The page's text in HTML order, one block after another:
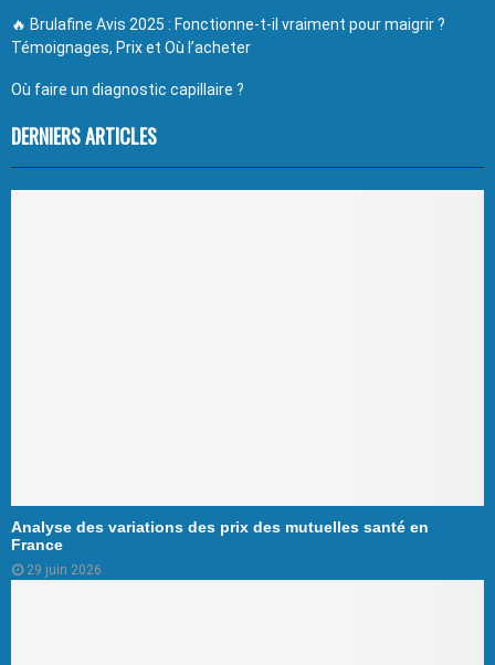
🔥 Brulafine Avis 2025 : Fonctionne-t-il vraiment pour maigrir ?
Témoignages, Prix et Où l’acheter
Où faire un diagnostic capillaire ?
DERNIERS ARTICLES
Analyse des variations des prix des mutuelles santé en
France
29 juin 2026